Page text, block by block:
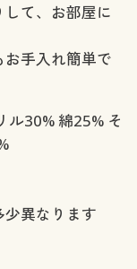
て、お部屋に
手入れ簡単で
30% 綿25% そ
異なります